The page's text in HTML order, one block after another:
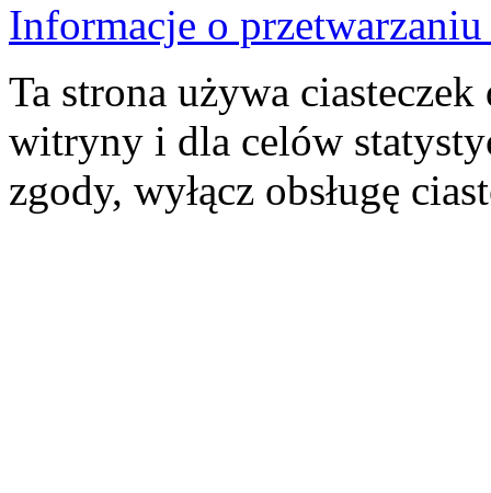
Informacje o
Ta strona używa
witryny i dla celów
zgody, wyłącz obsługę